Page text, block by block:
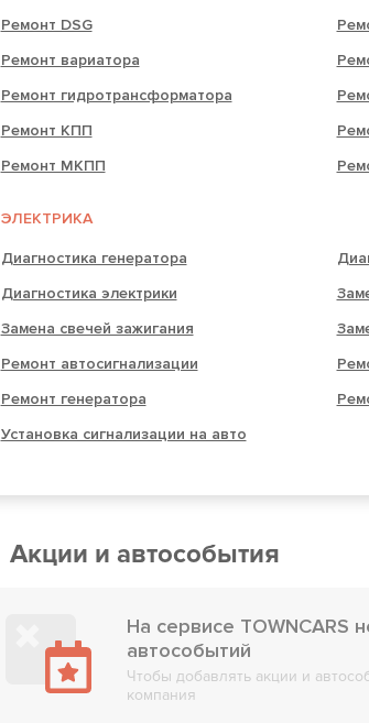
Ремонт DSG
Ремонт вариатора
Ремонт гидротрансформатора
Ремонт КПП
Ремонт МКПП
ЭЛЕКТРИКА
Диагностика генератора
Диагностика электрики
Замена свечей зажигания
Ремонт автосигнализации
Ремонт генератора
Установка сигнализации на авто
Акции и автособытия
На сервисе TOWNCARS
автособытий
Чтобы добавлять акции и
компания